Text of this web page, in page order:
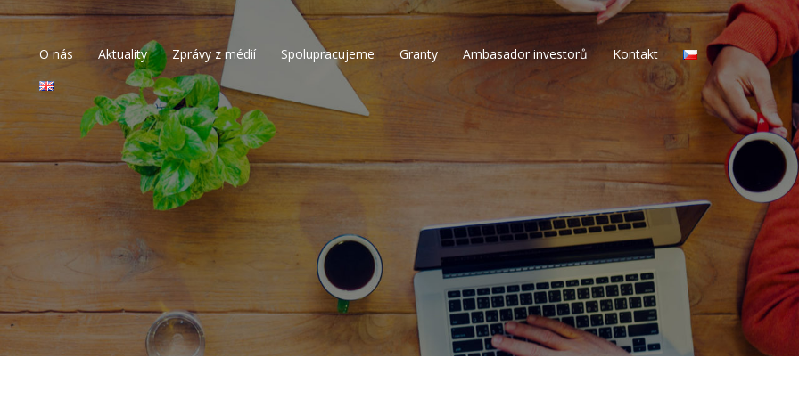
O nás Aktuality Zprávy z médií Spolupracujeme Granty Ambasador investorů Kontakt